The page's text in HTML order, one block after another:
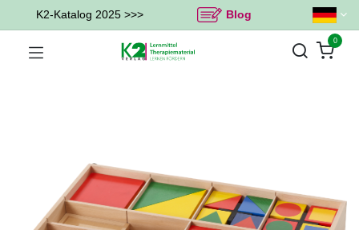
K2-Katalog 2025 >>> Blog
0